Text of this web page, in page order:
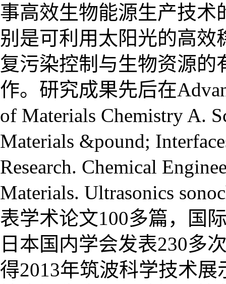
事高效生物能源生产技术
别是可利用太阳光的高
复污染控制与生物资源
作。研究成果先后在
of Materials Chemistry A.
Materials &pound;
Research. Chemical
Materials. Ultrasonics
表学术论文100多篇，国
日本国内学会发表230多
得2013年筑波科学技术